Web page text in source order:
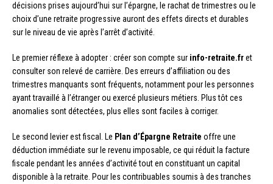
décisions prises aujourd’hui sur l’épargne, le rachat de trimestres ou le
choix d’une retraite progressive auront des effets directs et durables
sur le niveau de vie après l’arrêt d’activité.
Le premier réflexe à adopter : créer son compte sur info-retraite.fret
consulter son relevé de carrière. Des erreurs d’affiliation ou des
trimestres manquants sont fréquents, notamment pour les personnes
ayant travaillé à l’étranger ou exercé plusieurs métiers. Plus tôt ces
anomalies sont détectées, plus elles sont faciles à corriger.
Le second levier est fiscal. Le Plan d’Épargne Retraite offre une
déduction immédiate sur le revenu imposable, ce qui réduit la facture
fiscale pendant les années d’activité tout en constituant un capital
disponible à la retraite. Pour les contribuables soumis à des tranches